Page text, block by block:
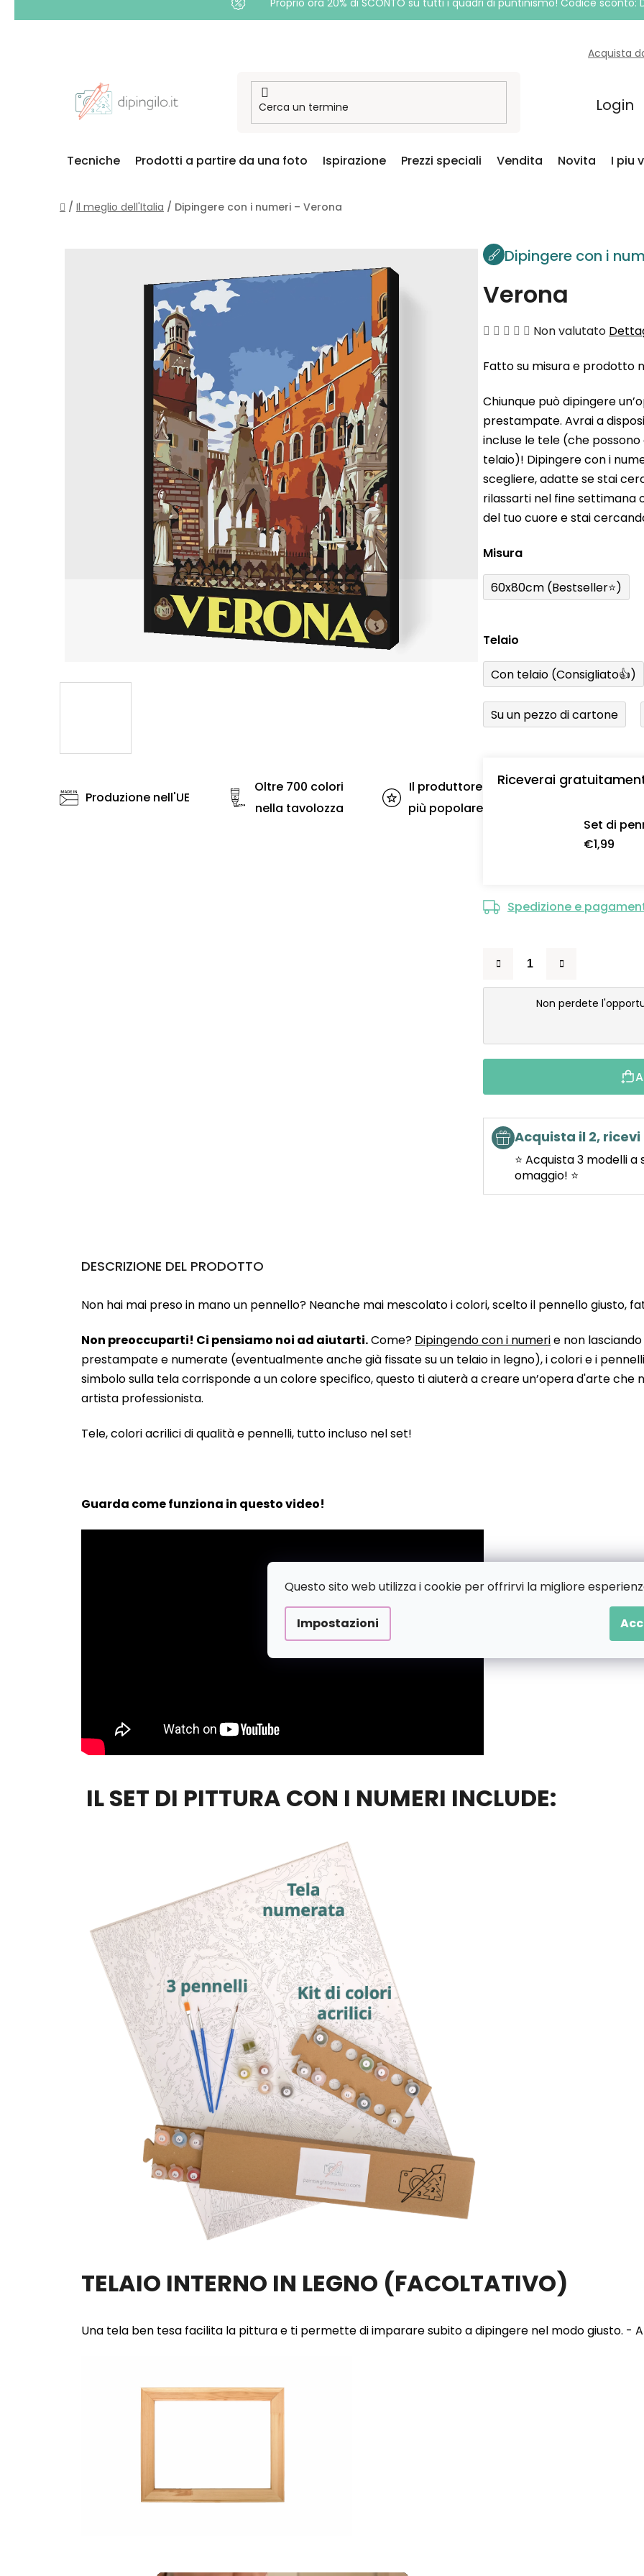
Questo sito web utilizza i cookie per offrirvi la migliore
Impostazioni
Proprio ora 20% di SCONTO su tutti i quadri di puntinismo! Codice sconto:
Acquista
Login
Tecniche Prodotti a partire da una foto Ispirazione Prezzi speciali Vendita Novita I piu
Casa
/ Il meglio dell'Italia / Dipingere con i numeri – Verona
Dipingere con i
Verona
La
media
prodotto
è
0,0
su
5
stelle.
Non valutato
Fatto su misura e prodotto
Chiunque può dipingere
prestampate. Avrai a
incluse le tele (che
telaio)! Dipingere con i
scegliere, adatte se stai
rilassarti nel fine settimana
del tuo cuore e stai
Misura
60x80cm (Bestseller⭐)
Telaio
Con telaio (Consigliato👍)
Su un pezzo di cartone
Riceverai
Set di
€1,99
Spedizione e
Non perdete
Acquista il 2, ricevi
⭐ Acquista 3 modelli
omaggio! ⭐
Produzione nell'UE
Oltre 700 colori
nella tavolozza
Il produttore
più popolare
DESCRIZIONE DEL PRODOTTO
Non hai mai preso in mano un pennello? Neanche mai mescolato i colori, scelto il pennello giusto,
Non preoccuparti! Ci pensiamo noi ad aiutarti.Come? Dipingendo con i numerie non
prestampate e numerate (eventualmente anche già fissate su un telaio in legno), i colori e i
simbolo sulla tela corrisponde a un colore specifico, questo ti aiuterà a creare un’opera d'arte che
artista professionista.
Tele, colori acrilici di qualità e pennelli, tutto incluso nel set!
Guarda come funziona in questo video!
IL SET DI PITTURA CON I NUMERI INCLUDE:
TELAIO INTERNO IN LEGNO (FACOLTATIVO)
Una tela ben tesa facilita la pittura e ti permette di imparare subito a dipingere nel modo giusto.